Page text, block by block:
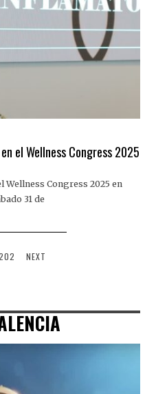
el Wellness Congress 2025
Wellness Congress 2025 en
31 de
NEXT